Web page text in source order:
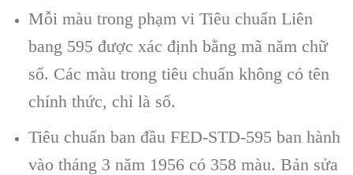
Mỗi màu trong phạm vi Tiêu chuẩn Liên
bang 595 được xác định bằng mã năm chữ
số. Các màu trong tiêu chuẩn không có tên
chính thức, chỉ là số.
Tiêu chuẩn ban đầu FED-STD-595 ban hành
vào tháng 3 năm 1956 có 358 màu. Bản sửa